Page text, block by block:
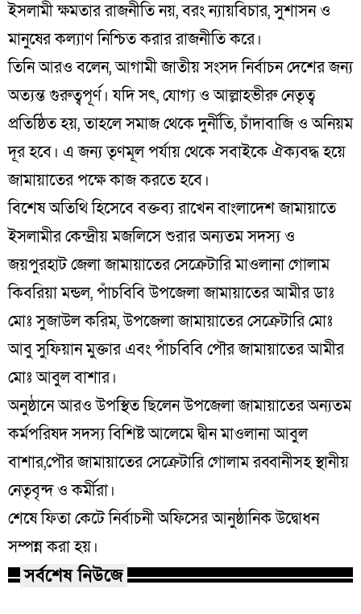
ইসলামী ক্ষমতার রাজনীতি নয়, বরং ন্যায়বিচার, সুশাসন ও
মানুষের কল্যাণ নিশ্চিত করার রাজনীতি করে।
তিনি আরও বলেন, আগামী জাতীয় সংসদ নির্বাচন দেশের জন্য
অত্যন্ত গুরুত্বপূর্ণ। যদি সৎ, যোগ্য ও আল্লাহভীরু নেতৃত্ব
প্রতিষ্ঠিত হয়, তাহলে সমাজ থেকে দুর্নীতি, চাঁদাবাজি ও অনিয়ম
দূর হবে। এ জন্য তৃণমূল পর্যায় থেকে সবাইকে ঐক্যবদ্ধ হয়ে
জামায়াতের পক্ষে কাজ করতে হবে।
বিশেষ অতিথি হিসেবে বক্তব্য রাখেন বাংলাদেশ জামায়াতে
ইসলামীর কেন্দ্রীয় মজলিসে শুরার অন্যতম সদস্য ও
জয়পুরহাট জেলা জামায়াতের সেক্রেটারি মাওলানা গোলাম
কিবরিয়া মন্ডল, পাঁচবিবি উপজেলা জামায়াতের আমীর ডাঃ
মোঃ সুজাউল করিম, উপজেলা জামায়াতের সেক্রেটারি মোঃ
আবু সুফিয়ান মুক্তার এবং পাঁচবিবি পৌর জামায়াতের আমীর
মোঃ আবুল বাশার।
অনুষ্ঠানে আরও উপস্থিত ছিলেন উপজেলা জামায়াতের অন্যতম
কর্মপরিষদ সদস্য বিশিষ্ট আলেমে দ্বীন মাওলানা আবুল
বাশার,পৌর জামায়াতের সেক্রেটারি গোলাম রব্বানীসহ স্থানীয়
নেতৃবৃন্দ ও কর্মীরা।
শেষে ফিতা কেটে নির্বাচনী অফিসের আনুষ্ঠানিক উদ্বোধন
সম্পন্ন করা হয়।
সর্বশেষ নিউজে